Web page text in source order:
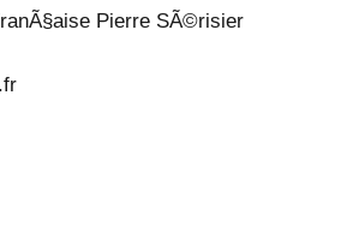
Pierre SÃ©risier